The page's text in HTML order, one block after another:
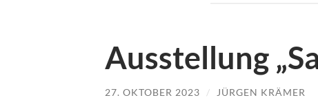
Ausstellung
27. OKTOBER 2023 / JÜRGEN KRÄMER